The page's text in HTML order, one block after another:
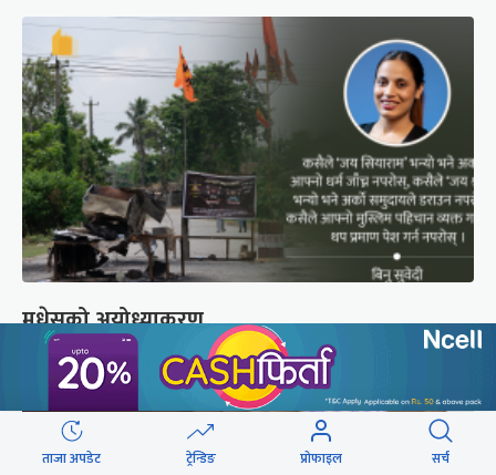
मधेसको अयोध्याकरण
ताजा अपडेट ट्रेन्डिङ प्रोफाइल सर्च